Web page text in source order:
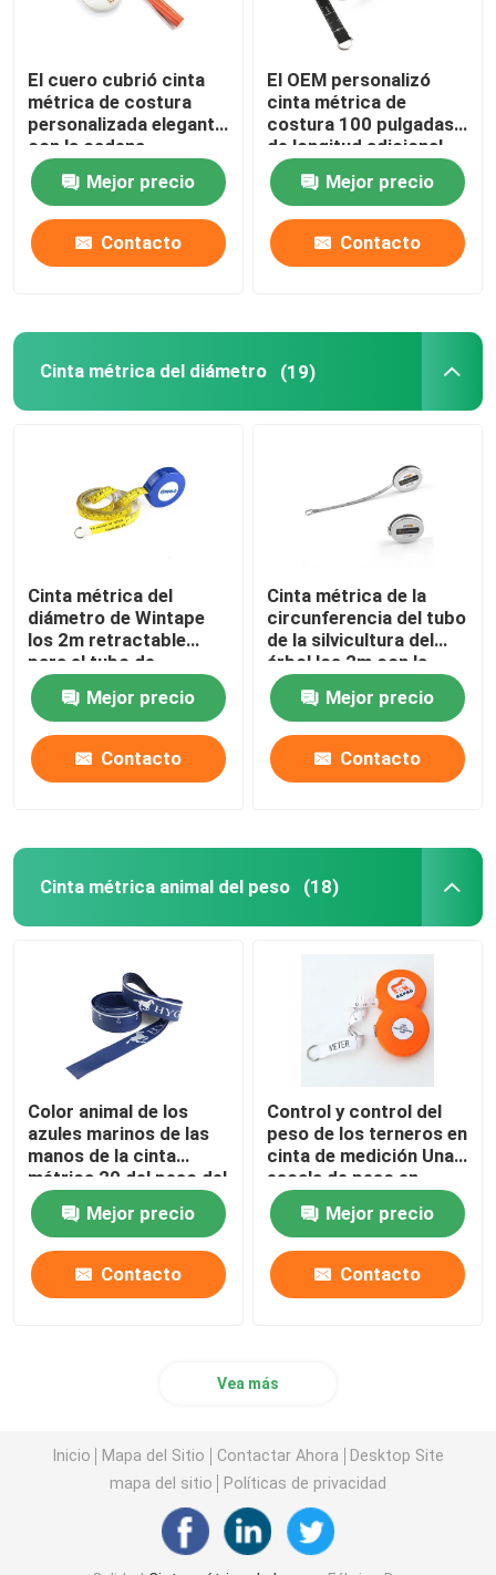
El cuero cubrió cinta
métrica de costura
personalizada elegante
con la cadena
dominante de la borla
Mejor precio
Contacto
El OEM personalizó
cinta métrica de
costura 100 pulgadas
de longitud adicional
para los proyectos de
la tela Mejor precio
Contacto
Cinta métrica del diámetro (19)
Cinta métrica del
diámetro de Wintape
los 2m retractable
para el tubo de
medición
Mejor precio
Contacto
Cinta métrica de la
circunferencia del tubo
de la silvicultura del
árbol los 2m con la
cuchilla inoxidable del
metal del caso de
acero
Mejor precio
Contacto
Cinta métrica animal del peso (18)
Color animal de los
azules marinos de las
manos de la cinta
métrica 20 del peso del
PVC para el potro de
los caballosMejor precio
Contacto
Control y control del
peso de los terneros en
cinta de medición Una
escala de peso en
inglés y francés para
clínicas veterinarias
Mejor precio
Contacto
Vea más
Inicio Mapa del Sitio Contactar Ahora
Desktop Site
mapa del sitio
Políticas de privacidad